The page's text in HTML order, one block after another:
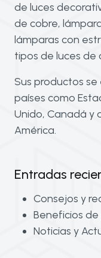
Entradas
Consejos y
Beneficios
Noticias y
de luces
de cobre,
lámparas con
tipos de luces de
Sus productos
países como
Unido, Canadá y
América.